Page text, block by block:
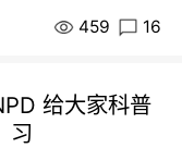
459 16
给大家科普
习